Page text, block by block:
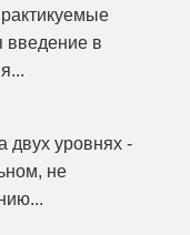
введение в
двух уровнях -
не